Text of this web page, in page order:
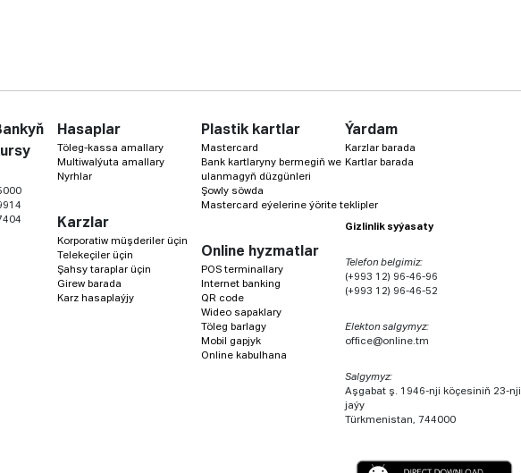
Hasaplar
Töleg-kassa amallary
Multiwalýuta amallary
Nyrhlar
Karzlar
Korporatiw müşderiler üçin
Telekeçiler üçin
Şahsy taraplar üçin
Girew barada
Karz hasaplaýjy
Plastik kartlar
Mastercard
Bank kartlaryny bermegiň we
ulanmagyň düzgünleri
Şowly söwda
Mastercard eýelerine ýörite teklipler
Online hyzmatlar
POS terminallary
Internet banking
QR code
Wideo sapaklary
Töleg barlagy
Mobil gapjyk
Online kabulhana
Ýardam
Karzlar barada
Kartlar barada
Gizlinlik syýasaty
Telefon belgimiz:
(+993 12) 96-46-96
(+993 12) 96-46-52
Elekton salgymyz:
office@online.tm
Salgymyz:
Aşgabat ş. 1946-nji köçesiniň 23-nji
jaýy
Türkmenistan, 744000